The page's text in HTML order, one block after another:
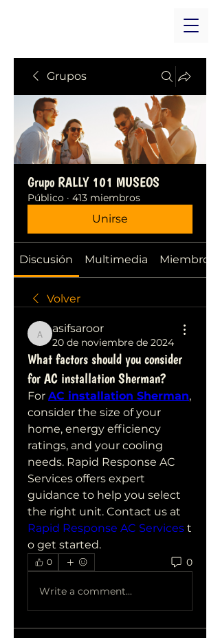
Grupos
Grupo RALLY 101 MUSEOS
Público · 413 miembros
Unirse
Discusión Multimedia Miembros
Volver
asifsaroor
asifsaroor
20 de noviembre de 2024
What factors should you consider
for AC installation Sherman?
For AC installation Sherman,
consider the size of your
home, energy efficiency
ratings, and your cooling
needs. Rapid Response AC
Services offers expert
guidance to help you select
Rapid Response AC Services t
o get started.
0 0
Write a comment...